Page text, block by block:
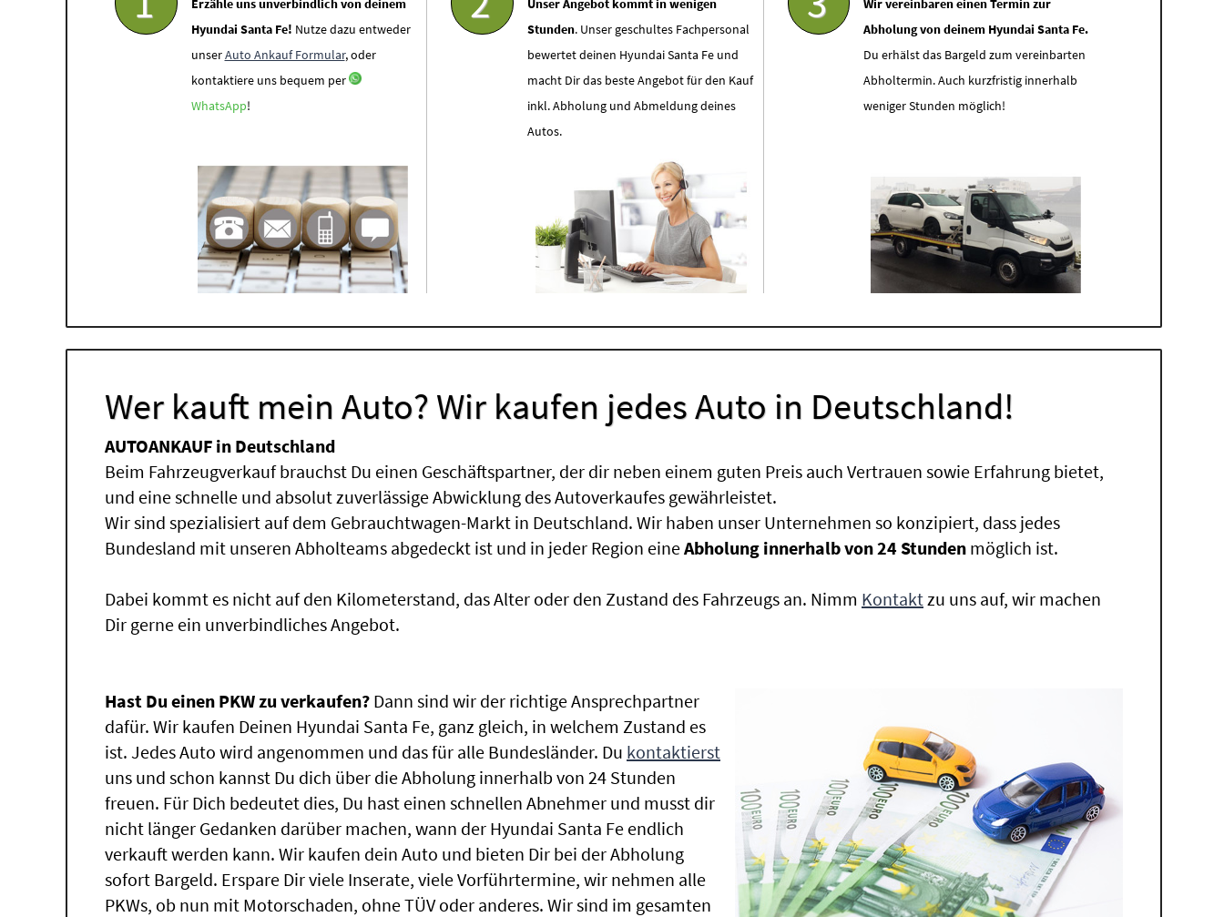
Erzähle uns unverbindlich von deinem
Hyundai Santa Fe! Nutze dazu entweder
unserAuto Ankauf Formular, oder
kontaktiere uns bequem per
WhatsApp!
Unser Angebot kommt in wenigen
Stunden. Unser geschultes Fachpersonal
bewertet deinen Hyundai Santa Fe und
macht Dir das beste Angebot für den Kauf
inkl. Abholung und Abmeldung deines
Autos.
Wir vereinbaren einen Termin zur
Abholung von deinem Hyundai Santa Fe.
Du erhälst das Bargeld zum vereinbarten
Abholtermin. Auch kurzfristig innerhalb
weniger Stunden möglich!
Wer kauft mein Auto? Wir kaufen jedes Auto in Deutschland!
AUTOANKAUF in Deutschland
Beim Fahrzeugverkauf brauchst Du einen Geschäftspartner, der dir neben einem guten Preis auch Vertrauen sowie Erfahrung bietet,
und eine schnelle und absolut zuverlässige Abwicklung des Autoverkaufes gewährleistet.
Wir sind spezialisiert auf dem Gebrauchtwagen-Markt in Deutschland. Wir haben unser Unternehmen so konzipiert, dass jedes
Bundesland mit unseren Abholteams abgedeckt ist und in jeder Region eineAbholung innerhalb von 24 Stunden möglich ist.
Dabei kommt es nicht auf den Kilometerstand, das Alter oder den Zustand des Fahrzeugs an. Nimm Kontaktzu uns auf, wir machen
Dir gerne ein unverbindliches Angebot.
Hast Du einen PKW zu verkaufen? Dann sind wir der richtige Ansprechpartner
dafür. Wir kaufen Deinen Hyundai Santa Fe, ganz gleich, in welchem Zustand es
ist. Jedes Auto wird angenommen und das für alle Bundesländer. Du kontaktierst
uns und schon kannst Du dich über die Abholung innerhalb von 24 Stunden
freuen. Für Dich bedeutet dies, Du hast einen schnellen Abnehmer und musst dir
nicht länger Gedanken darüber machen, wann der Hyundai Santa Fe endlich
verkauft werden kann. Wir kaufen dein Auto und bieten Dir bei der Abholung
sofort Bargeld. Erspare Dir viele Inserate, viele Vorführtermine, wir nehmen alle
PKWs, ob nun mit Motorschaden, ohne TÜV oder anderes. Wir sind im gesamten